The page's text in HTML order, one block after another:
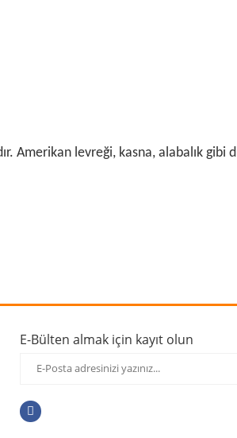
Amerikan levreği, kasna, alabalık gibi
E-Bülten almak için kayıt olun